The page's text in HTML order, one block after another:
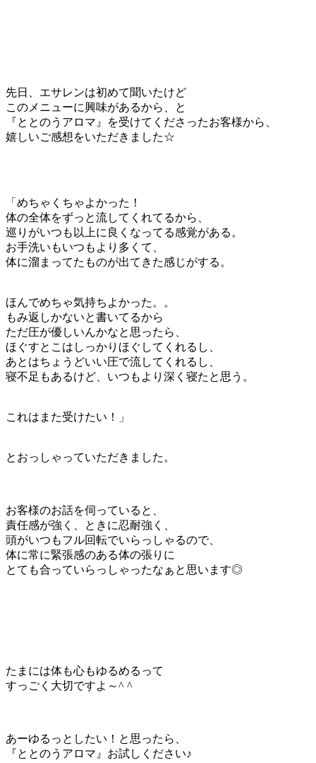
先日、エサレンは初めて聞いたけど
このメニューに興味があるから、と
『ととのうアロマ』を受けてくださったお客様から、
嬉しいご感想をいただきました☆
「めちゃくちゃよかった！
体の全体をずっと流してくれてるから、
巡りがいつも以上に良くなってる感覚がある。
お手洗いもいつもより多くて、
体に溜まってたものが出てきた感じがする。
ほんでめちゃ気持ちよかった。。
もみ返しかないと書いてるから
ただ圧が優しいんかなと思ったら、
ほぐすとこはしっかりほぐしてくれるし、
あとはちょうどいい圧で流してくれるし、
寝不足もあるけど、いつもより深く寝たと思う。
これはまた受けたい！」
とおっしゃっていただきました。
お客様のお話を伺っていると、
責任感が強く、ときに忍耐強く、
頭がいつもフル回転でいらっしゃるので、
体に常に緊張感のある体の張りに
とても合っていらっしゃったなぁと思います◎
たまには体も心もゆるめるって
すっごく大切ですよ～^ ^
あーゆるっとしたい！と思ったら、
『ととのうアロマ』お試しください♪